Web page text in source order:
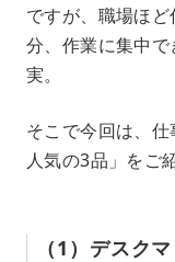
ですが、職場ほ
分、作業に集中
実。
そこで今回は、
人気の3品」をご
（1）デスク